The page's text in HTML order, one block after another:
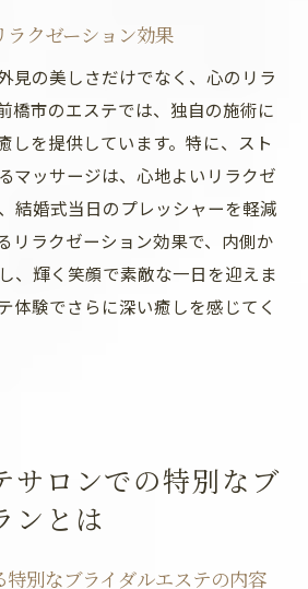
クゼーション効果
見の美しさだけでなく、心のリラ
橋市のエステでは、独自の施術に
しを提供しています。特に、スト
マッサージは、心地よいリラクゼ
結婚式当日のプレッシャーを軽減
リラクゼーション効果で、内側か
、輝く笑顔で素敵な一日を迎えま
体験でさらに深い癒しを感じてく
サロンでの特別なブ
ンとは
別なブライダルエステの内容